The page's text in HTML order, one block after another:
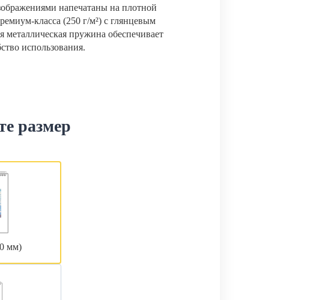
напечатаны на плотной
класса (250 г/м²) с глянцевым
пружина обеспечивает
использования.
размер
мм)